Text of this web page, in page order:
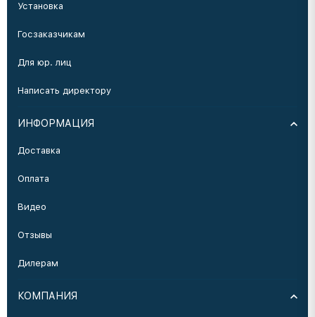
Установка
Госзаказчикам
Для юр. лиц
Написать директору
ИНФОРМАЦИЯ
Доставка
Оплата
Видео
Отзывы
Дилерам
КОМПАНИЯ